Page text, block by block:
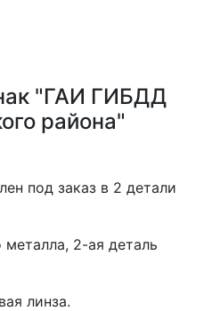
"ГАИ ГИБДД
района"
под заказ в 2 детали
металла, 2-ая деталь
линза.